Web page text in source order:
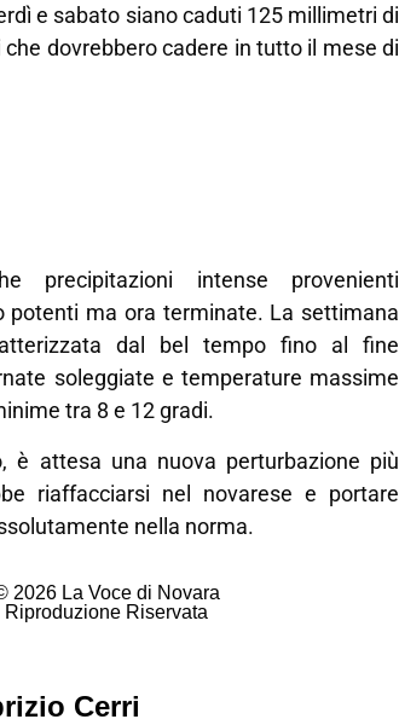
e sabato siano caduti 125 millimetri di
che dovrebbero cadere in tutto il mese di
precipitazioni intense provenienti
potenti ma ora terminate. La settimana
dal bel tempo fino al fine
soleggiate e temperature massime
tra 8 e 12 gradi.
è attesa una nuova perturbazione più
riaffacciarsi nel novarese e portare
nella norma.
2026 La Voce di Novara
Riproduzione Riservata
Cerri